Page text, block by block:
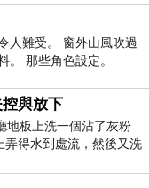
人難受。 窗外山風吹過
。 那些角色設定。
與放下
板上洗一個沾了灰粉
弄得水到處流，然後又洗